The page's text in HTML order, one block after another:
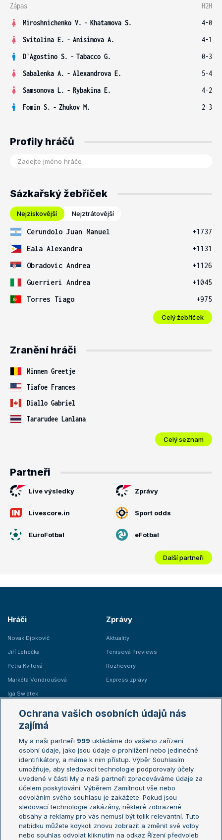
Zápas
H2H
Miroshnichenko V. - Khatamova S.
4-0
Svitolina E. - Anisimova A.
4-1
D'Agostino S. - Tabacco G.
0-3
Sabalenka A. - Alexandrova E.
5-4
Samsonova L. - Rybakina E.
4-2
Fomin S. - Zhukov M. 2-3
Profily hráčů
Sázkařský žebříček
Nejziskovější Nejztrátovější
Cerundolo Juan Manuel
+1737
Eala Alexandra
+1131
Obradovic Andrea
+1126
Guerrieri Andrea
+1045
Torres Tiago
+975
Celý žebříček
Zranění hráči
Minnen Greetje
Tiafoe Frances
Diallo Gabriel
Tararudee Lanlana
Celý seznam
Partneři
Live výsledky Zprávy
Livescore.in Sport odds
EuroFotbal eFotbal
Další partneři
Hráči
Novak Djokovič
Jiří Lehečka
Petra Kvitová
Markéta Vondroušová
Iga Swiatek
Zprávy
Aktuality
Tenisová Previews
Rozhovory
Express zprávy
Žebříčky
Žebříček ATP (muži)
Žebříček WTA (ženy)
Sázkařský žebříček
Australian Open
French Open
Wimbledon
US Open
Turnaj mistrů
Turnaj mistryň
Aktualní trendy
Ochrana vašich osobních údajů nás
zajímá
My a naši partneři 999 ukládáme do vašeho zařízení
osobní údaje, jako jsou údaje o prohlížení nebo jedinečné
identifikátory, a máme k nim přístup. Výběr Souhlasím
umožňuje, aby sledovací technologie podporovaly účely
uvedené v části My a naši partneři zpracováváme údaje za
účelem poskytování. Výběrem Zamítnout vše nebo
odvoláním svého souhlasu je zakážete. Pokud jsou
sledovací technologie zakázány, některé zobrazené
obsahy a reklamy pro vás nemusí být tolik relevantní. Tuto
nabídku můžete kdykoli znovu zobrazit a změnit své volby
nebo souhlas odvolat kliknutím na odkaz Řízení předvoleb